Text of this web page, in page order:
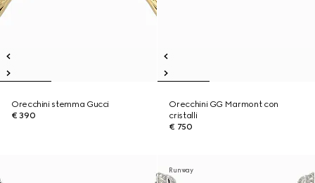
Orecchini stemma Gucci
€ 390
Orecchini GG Marmont con
cristalli
€ 750
Runway